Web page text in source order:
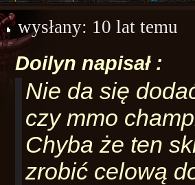
wysłany: 10 lat temu
Doilyn napisał :
Nie da się
czy mmo
Chyba że ten
zrobić celową